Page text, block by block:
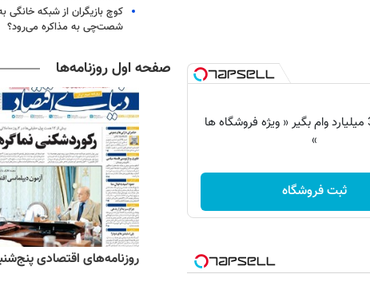
عضو شو تا 3 میلیارد وام بگیر « ویژه فروشگاه ها
»
ثبت فروشگاه
کوچ بازیگران از شبکه خانگی
شصت‌چی به مذاکره می‌رود؟
صفحه اول روزنامه‌ها
روزنامه‌های ورزشی پنج‌شنبه ۱۵ مرداد ۱۴۰۵ روزنامه‌های اقتصادی پنج‌شنبه ۱۵ مرداد